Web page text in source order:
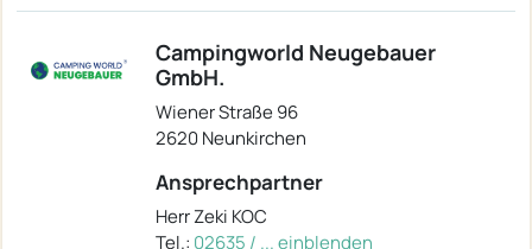
Campingworld Neugebauer
GmbH.
Wiener Straße 96
2620 Neunkirchen
Ansprechpartner
Herr Zeki KOC
Tel.: 02635 / ... einblenden